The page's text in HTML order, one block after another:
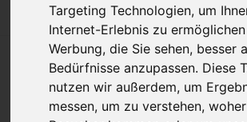
Targeting Technologien, um
Internet-Erlebnis zu
Werbung, die Sie sehen, besser
Bedürfnisse anzupassen. Diese
nutzen wir außerdem, um
messen, um zu verstehen,
Home»Fachbeiträge»Dauerhafte
Dauerhafte
moderner Technologie in